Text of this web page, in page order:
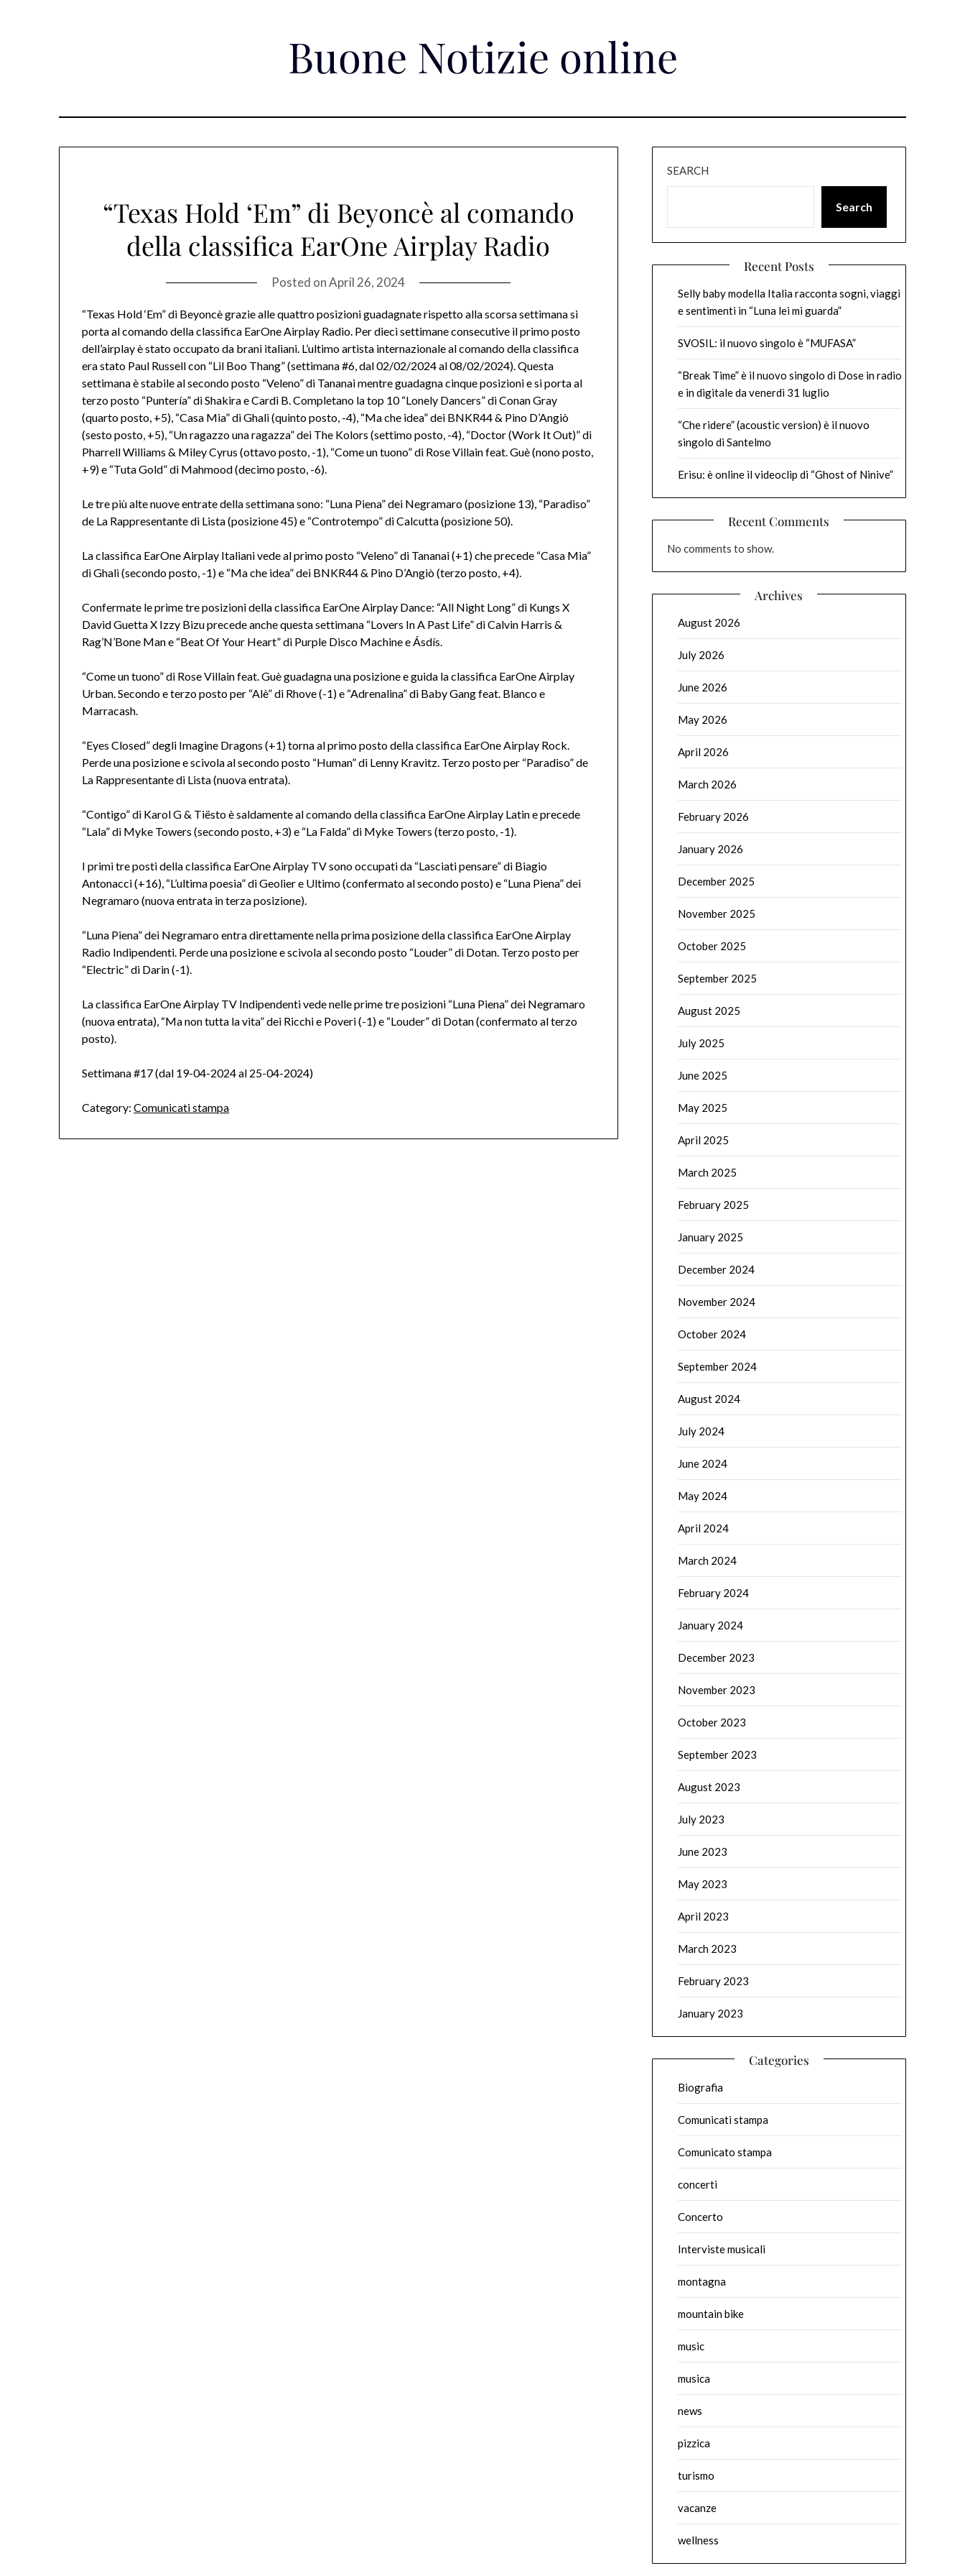
Buone Notizie online
“Texas Hold ‘Em” di Beyoncè al comando
della classifica EarOne Airplay Radio
Posted onApril 26, 2024
“Texas Hold ‘Em” di Beyoncè grazie alle quattro posizioni guadagnate rispetto alla scorsa settimana si
porta al comando della classifica EarOne Airplay Radio. Per dieci settimane consecutive il primo posto
dell’airplay è stato occupato da brani italiani. L’ultimo artista internazionale al comando della classifica
era stato Paul Russell con “Lil Boo Thang” (settimana #6, dal 02/02/2024 al 08/02/2024). Questa
settimana è stabile al secondo posto “Veleno” di Tananai mentre guadagna cinque posizioni e si porta al
terzo posto “Puntería” di Shakira e Cardi B. Completano la top 10 “Lonely Dancers” di Conan Gray
(quarto posto, +5), “Casa Mia” di Ghali (quinto posto, -4), “Ma che idea” dei BNKR44 & Pino D’Angiò
(sesto posto, +5), “Un ragazzo una ragazza” dei The Kolors (settimo posto, -4), “Doctor (Work It Out)” di
Pharrell Williams & Miley Cyrus (ottavo posto, -1), “Come un tuono” di Rose Villain feat. Guè (nono posto,
+9) e “Tuta Gold” di Mahmood (decimo posto, -6).
Le tre più alte nuove entrate della settimana sono: “Luna Piena” dei Negramaro (posizione 13), “Paradiso”
de La Rappresentante di Lista (posizione 45) e “Controtempo” di Calcutta (posizione 50).
La classifica EarOne Airplay Italiani vede al primo posto “Veleno” di Tananai (+1) che precede “Casa Mia”
di Ghali (secondo posto, -1) e “Ma che idea” dei BNKR44 & Pino D’Angiò (terzo posto, +4).
Confermate le prime tre posizioni della classifica EarOne Airplay Dance: “All Night Long” di Kungs X
David Guetta X Izzy Bizu precede anche questa settimana “Lovers In A Past Life” di Calvin Harris &
Rag’N’Bone Man e “Beat Of Your Heart” di Purple Disco Machine e Ásdís.
“Come un tuono” di Rose Villain feat. Guè guadagna una posizione e guida la classifica EarOne Airplay
Urban. Secondo e terzo posto per “Alè” di Rhove (-1) e “Adrenalina” di Baby Gang feat. Blanco e
Marracash.
“Eyes Closed” degli Imagine Dragons (+1) torna al primo posto della classifica EarOne Airplay Rock.
Perde una posizione e scivola al secondo posto “Human” di Lenny Kravitz. Terzo posto per “Paradiso” de
La Rappresentante di Lista (nuova entrata).
“Contigo” di Karol G & Tiësto è saldamente al comando della classifica EarOne Airplay Latin e precede
“Lala” di Myke Towers (secondo posto, +3) e “La Falda” di Myke Towers (terzo posto, -1).
I primi tre posti della classifica EarOne Airplay TV sono occupati da “Lasciati pensare” di Biagio
Antonacci (+16), “L’ultima poesia” di Geolier e Ultimo (confermato al secondo posto) e “Luna Piena” dei
Negramaro (nuova entrata in terza posizione).
“Luna Piena” dei Negramaro entra direttamente nella prima posizione della classifica EarOne Airplay
Radio Indipendenti. Perde una posizione e scivola al secondo posto “Louder” di Dotan. Terzo posto per
“Electric” di Darin (-1).
La classifica EarOne Airplay TV Indipendenti vede nelle prime tre posizioni “Luna Piena” dei Negramaro
(nuova entrata), “Ma non tutta la vita” dei Ricchi e Poveri (-1) e “Louder” di Dotan (confermato al terzo
posto).
Settimana #17 (dal 19-04-2024 al 25-04-2024)
Category: Comunicati stampa
SEARCH
Search
Recent Posts
Selly baby modella Italia racconta sogni, viaggi
e sentimenti in “Luna lei mi guarda”
SVOSIL: il nuovo singolo è “MUFASA”
“Break Time” è il nuovo singolo di Dose in radio
e in digitale da venerdì 31 luglio
“Che ridere” (acoustic version) è il nuovo
singolo di Santelmo
Erisu: è online il videoclip di “Ghost of Ninive”
Recent Comments
No comments to show.
Archives
August 2026
July 2026
June 2026
May 2026
April 2026
March 2026
February 2026
January 2026
December 2025
November 2025
October 2025
September 2025
August 2025
July 2025
June 2025
May 2025
April 2025
March 2025
February 2025
January 2025
December 2024
November 2024
October 2024
September 2024
August 2024
July 2024
June 2024
May 2024
April 2024
March 2024
February 2024
January 2024
December 2023
November 2023
October 2023
September 2023
August 2023
July 2023
June 2023
May 2023
April 2023
March 2023
February 2023
January 2023
Categories
Biografia
Comunicati stampa
Comunicato stampa
concerti
Concerto
Interviste musicali
montagna
mountain bike
music
musica
news
pizzica
turismo
vacanze
wellness